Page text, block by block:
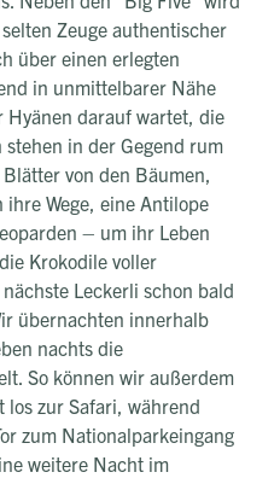
Zeuge authentischer
über einen erlegten
in unmittelbarer Nähe
Hyänen darauf wartet, die
stehen in der Gegend rum
von den Bäumen,
ihre Wege, eine Antilope
– um ihr Leben
Krokodile voller
Leckerli schon bald
übernachten innerhalb
nachts die
So können wir außerdem
los zur Safari, während
zum Nationalparkeingang
weitere Nacht im